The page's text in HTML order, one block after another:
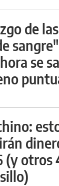
de las
se
(y otros